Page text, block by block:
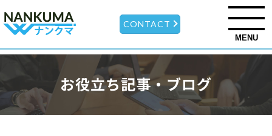
CONTACT
MENU
お役立ち記事・ブログ